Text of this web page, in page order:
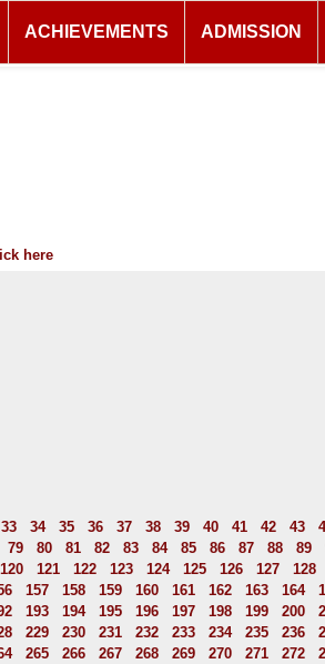
ACHIEVEMENTS ADMISSION
here
33 34 35 36 37 38 39 40 41 42 43
79 80 81 82 83 84 85 86 87 88 89
120 121 122 123 124 125 126 127 128
157 158 159 160 161 162 163 164
193 194 195 196 197 198 199 200
229 230 231 232 233 234 235 236
265 266 267 268 269 270 271 272